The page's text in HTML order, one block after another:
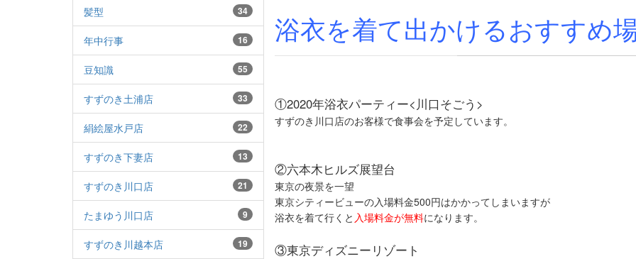
34
髪型
16
年中行事
55
豆知識
33
すずのき土浦店
22
絹絵屋水戸店
13
すずのき下妻店
21
すずのき川口店
9
たまゆう川口店
19
すずのき川越本店
浴衣を着て出かけるおすすめ
①2020年浴衣パーティー<川口そごう>
すずのき川口店のお客様で食事会を予定しています。
②六本木ヒルズ展望台
東京の夜景を一望
東京シティービューの入場料金500円はかかってしまいますが
浴衣を着て行くと 入場料金が無料になります。
③東京ディズニーリゾート